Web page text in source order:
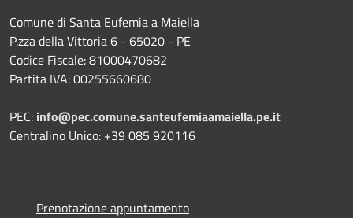
Comune di Santa Eufemia a Maiella
P.zza della Vittoria 6 - 65020 - PE
Codice Fiscale: 81000470682
Partita IVA: 00255660680
PEC: info@pec.comune.santeufemiaamaiella.pe.it
Centralino Unico: +39 085 920116
Prenotazione appuntamento